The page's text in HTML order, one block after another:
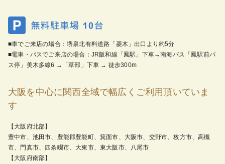
■車でご来店の場合：堺泉北有料道路「菱木」出口より約5分
■電車・バスでご来店の場合：JR阪和線「鳳駅」下車→南海バス「鳳駅前バ
ス停」美木多線6 →「草部」下車 → 徒歩300m
大阪を中心に関西全域で幅広くご利用頂いていま
す
【大阪府北部】
豊中市、池田市、豊能郡豊能町、箕面市、大阪市、交野市、枚方市、高槻
市、門真市、四条畷市、大東市、東大阪市、八尾市
【大阪府南部】